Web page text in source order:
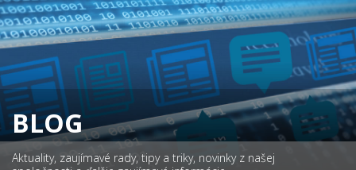
BLOG O NÁS KONTAKT
BLOG
Aktuality, zaujímavé rady, tipy a triky, novinky z našej